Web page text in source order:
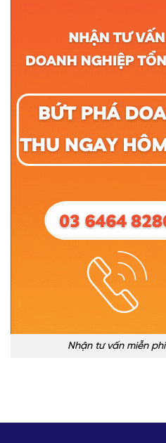
Nhận tư vấn miễn phí